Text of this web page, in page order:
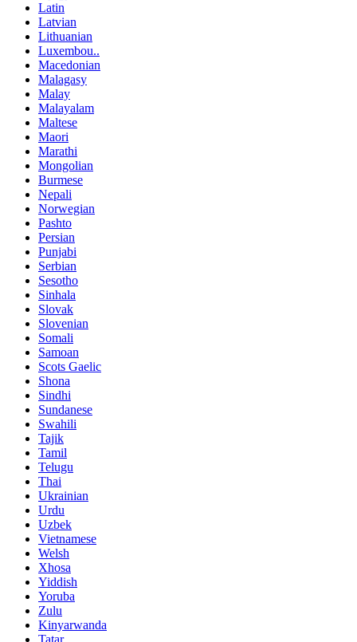
Latin
Latvian
Lithuanian
Luxembou..
Macedonian
Malagasy
Malay
Malayalam
Maltese
Maori
Marathi
Mongolian
Burmese
Nepali
Norwegian
Pashto
Persian
Punjabi
Serbian
Sesotho
Sinhala
Slovak
Slovenian
Somali
Samoan
Scots Gaelic
Shona
Sindhi
Sundanese
Swahili
Tajik
Tamil
Telugu
Thai
Ukrainian
Urdu
Uzbek
Vietnamese
Welsh
Xhosa
Yiddish
Yoruba
Zulu
Kinyarwanda
Tatar